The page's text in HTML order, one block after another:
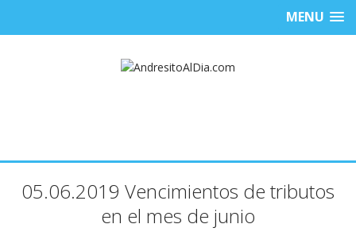
MENU
05.06.2019 Vencimientos de tributos
en el mes de junio